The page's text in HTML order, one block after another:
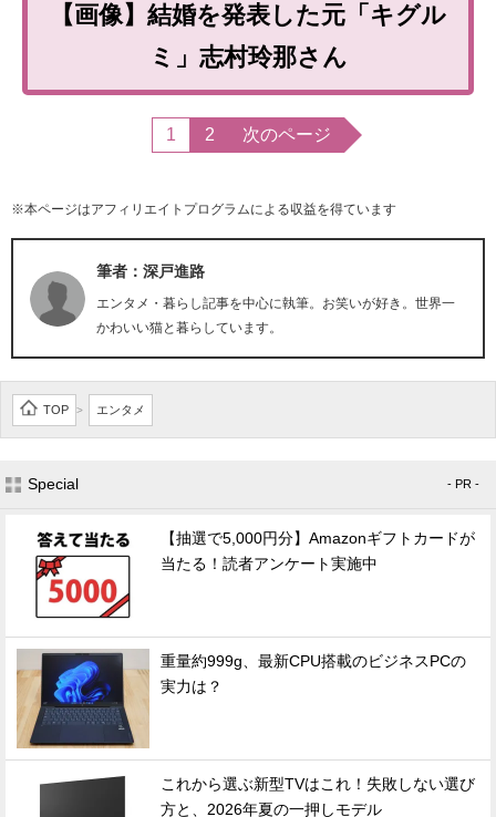
【画像】結婚を発表した元「キグル
ミ」志村玲那さん
1 2 次のページ
※本ページはアフィリエイトプログラムによる収益を得ています
筆者：深戸進路
エンタメ・暮らし記事を中心に執筆。お笑いが好き。世界一
かわいい猫と暮らしています。
TOP > エンタメ
Special - PR -
【抽選で5,000円分】Amazonギフトカードが
当たる！読者アンケート実施中
重量約999g、最新CPU搭載のビジネスPCの
実力は？
これから選ぶ新型TVはこれ！失敗しない選び
方と、2026年夏の一押しモデル